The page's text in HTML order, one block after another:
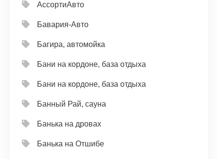
АссортиАвто
Бавария-Авто
Багира, автомойка
Бани на кордоне, база отдыха
Бани на кордоне, база отдыха
Банный Рай, сауна
Банька на дровах
Банька на Отшибе